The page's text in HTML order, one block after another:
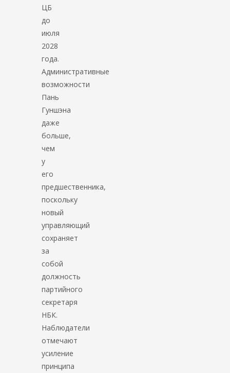
ЦБ
до
июля
2028
года.
Административные
возможности
Пань
Гуншэна
даже
больше,
чем
у
его
предшественника,
поскольку
новый
управляющий
сохраняет
за
собой
должность
партийного
секретаря
НБК.
Наблюдатели
отмечают
усиление
принципа